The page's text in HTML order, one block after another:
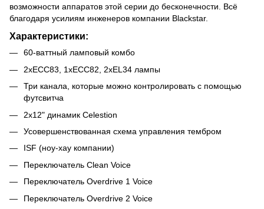
возможности аппаратов этой серии до бесконечности. Всё
благодаря усилиям инженеров компании Blackstar.
Характеристики:
60-ваттный ламповый комбо
2xECC83, 1xECC82, 2xEL34 лампы
Три канала, которые можно контролировать с помощью
футсвитча
2x12" динамик Celestion
Усовершенствованная схема управления тембром
ISF (ноу-хау компании)
Переключатель Clean Voice
Переключатель Overdrive 1 Voice
Переключатель Overdrive 2 Voice